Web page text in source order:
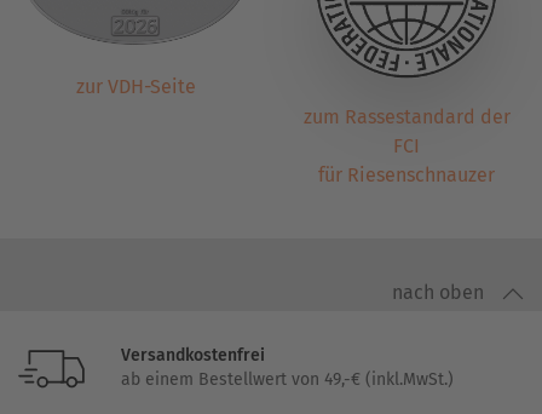
zur VDH-Seite
zum Rassestandard der
FCI
für Riesenschnauzer
nach oben
Versandkostenfrei
ab einem Bestellwert von 49,-€ (inkl.MwSt.)